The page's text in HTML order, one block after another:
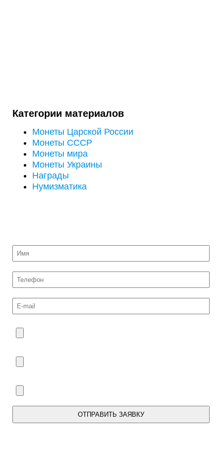
Категории материалов
Монеты Царской России
Монеты СССР
Монеты мира
Монеты Украины
Награды
Нумизматика
ОТПРАВИТЬ ЗАЯВКУ